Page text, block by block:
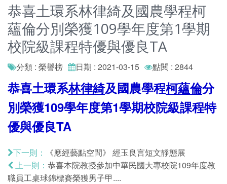
恭喜土環系林律綺及國農學程柯
蘊倫分別榮獲109學年度第1學期
校院級課程特優與優良TA
分類 : 榮譽榜 日期 : 2021-03-15 點閱 : 2844
恭喜土環系林律綺及國農學程柯蘊倫分
別榮獲109學年度第1學期校院級課程特
優與優良TA
下一則： 《應經藝點空間》 經玉良言短文靜態展
上一則： 恭喜本院教授參加中華民國大專校院109年度教
職員工桌球錦標賽榮獲男子甲....